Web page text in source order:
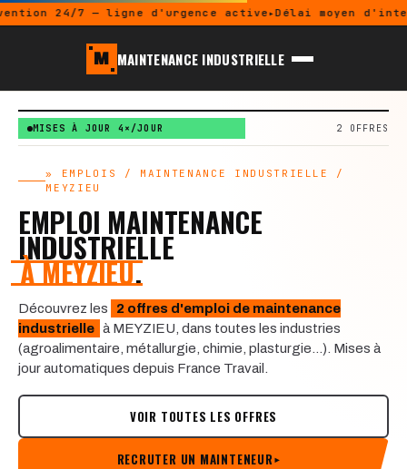
24/7 — ligne d'urgence active Délai moyen
M MAINTENANCE INDUSTRIELLE
MISES À JOUR 4×/JOUR 2 OFFRES
» EMPLOIS / MAINTENANCE INDUSTRIELLE /
MEYZIEU
EMPLOI MAINTENANCE
INDUSTRIELLE
À MEYZIEU.
Découvrez les
2 offres d'emploi de maintenance
industrielle à MEYZIEU, dans toutes les industries
(agroalimentaire, métallurgie, chimie, plasturgie…). Mises à
jour automatiques depuis France Travail.
VOIR TOUTES LES OFFRES
RECRUTER UN MAINTENEUR▸